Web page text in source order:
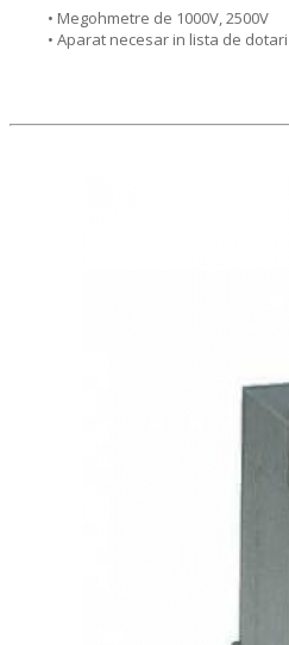
• Megohmetre de 1000V, 2500V
• Aparat necesar in lista de